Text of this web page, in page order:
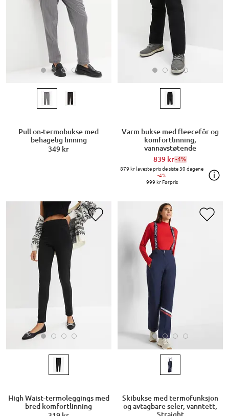
Pull on-termobukse med
behagelig linning
349 kr
Varm bukse med fleecefôr og
komfortlinning,
vannavstøtende
839 kr-4%
879 krlaveste pris de siste 30 dagene
-4%
999 krFørpris
High Waist-termoleggings med
bred komfortlinning
Skibukse med termofunksjon
og avtagbare seler, vanntett,